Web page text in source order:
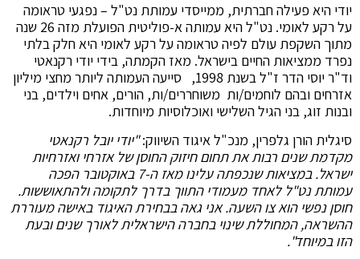
יודי היא פעילה חברתית, ממייסדי עמותת נט"ל – נפגעי טראומה
על רקע לאומי. נט"ל היא עמותה א-פוליטית הפועלת מזה 26 שנה
מתוך השקפת עולם לפיה טראומה על רקע לאומי היא חלק בלתי
נפרד ממציאות החיים בישראל. מאז הקמתה, בידי יודי רקנאטי
וד"ר יוסי הדר ז"ל בשנת 1998, סייעה העמותה ליותר מחצי מיליון
אזרחים ובהם לוחמים/ות משוחררים/ות, הורים, אחים וילדים, בני
ובנות זוג, בני הגיל השלישי ואוכלוסיות מיוחדות.
סיגלית הורן גלפרין, מנכ"ל איגוד השיווק:"יודי יובל רקנאטי
מקדמת שנים רבות את תחום חיזוק החוסן של אזרחי ואזרחיות
ישראל. במציאות שנכפתה עלינו מאז ה-7 באוקטובר הפכה
עמותת נט"ל לאחד מעמודי התווך בדרך לתקומה ולהתאוששות.
חוסן נפשי הוא צו השעה. אני גאה בבחירת האיגוד באישה מעוררת
ההשראה, המחוללת שינוי בחברה הישראלית לאורך שנים ובעת
הזו במיוחד".